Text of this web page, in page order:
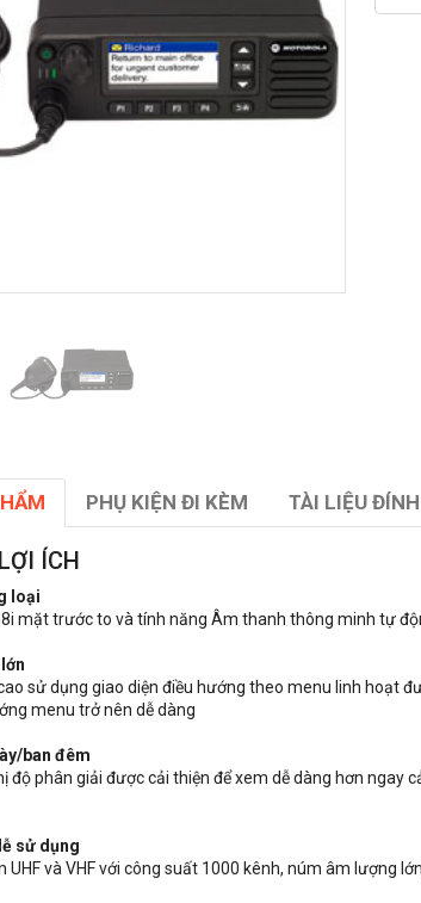
PHỤ KIỆN ĐI KÈM TÀI LIỆU
ÍCH
loại
mặt trước to và tính năng Âm thanh thông minh tự
sử dụng giao diện điều hướng theo menu linh hoạt
menu trở nên dễ dàng
ban đêm
độ phân giải được cải thiện để xem dễ dàng hơn
sử dụng
UHF và VHF với công suất 1000 kênh, núm âm lượng